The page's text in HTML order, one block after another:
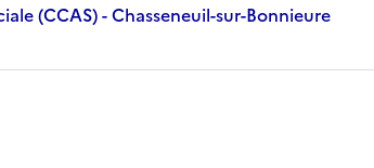
(CCAS) - Chasseneuil-sur-Bonnieure